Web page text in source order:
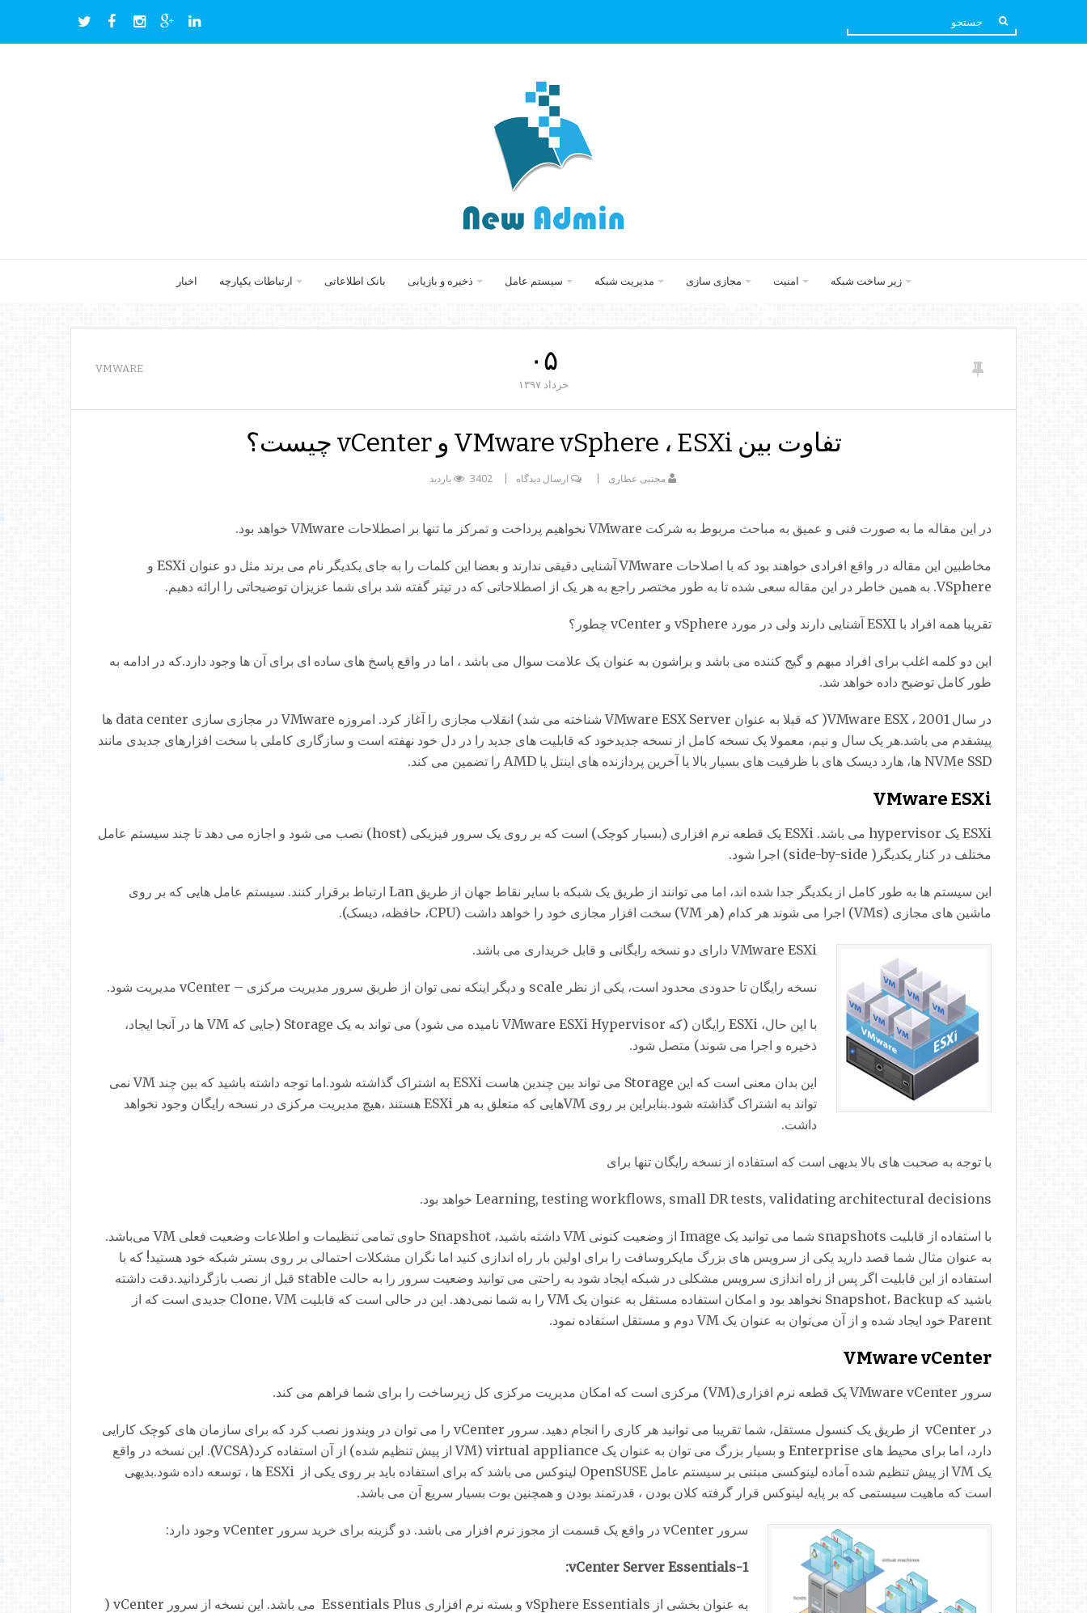
زیر ساخت شبکه امنیت مجازی سازی مدیریت شبکه سیستم عامل ذخیره و بازیابی بانک اطلاعاتی ارتباطات یکپارچه اخبار
۰۵
خرداد ۱۳۹۷
VMWARE
تفاوت بین VMware vSphere ، ESXi و vCenter چیست؟
مجتبی عطاری ارسال دیدگاه 3402 بازدید
در این مقاله ما به صورت فنی و عمیق به مباحث مربوط به شرکت VMware نخواهیم پرداخت و تمرکز ما تنها بر اصطلاحات VMware خواهد بود.
مخاطبین این مقاله در واقع افرادی خواهند بود که با اصلاحات VMware آشنایی دقیقی ندارند و بعضا این کلمات را به جای یکدیگر نام می برند مثل دو عنوان ESXi و
VSphere. به همین خاطر در این مقاله سعی شده تا به طور مختصر راجع به هر یک از اصطلاحاتی که در تیتر گفته شد برای شما عزیزان توضیحاتی را ارائه دهیم.
تقریبا همه افراد با ESXI آشنایی دارند ولی در مورد vSphere و vCenter چطور؟
این دو کلمه اغلب برای افراد مبهم و گیج کننده می باشد و براشون به عنوان یک علامت سوال می باشد ، اما در واقع پاسخ های ساده ای برای آن ها وجود دارد.که در ادامه به
طور کامل توضیح داده خواهد شد.
در سال 2001 ، VMware ESX( که قبلا به عنوان VMware ESX Server شناخته می شد) انقلاب مجازی را آغاز کرد. امروزه VMware در مجازی سازی data center ها
پیشقدم می باشد.هر یک سال و نیم، معمولا یک نسخه کامل از نسخه جدیدخود که قابلیت های جدید را در دل خود نهفته است و سازگاری کاملی با سخت افزارهای جدیدی مانند
NVMe SSD ها، هارد دیسک های با ظرفیت های بسیار بالا یا آخرین پردازنده های اینتل یا AMD را تضمین می کند.
VMware ESXi
ESXi یک hypervisor می باشد. ESXi یک قطعه نرم افزاری (بسیار کوچک) است که بر روی یک سرور فیزیکی (host) نصب می شود و اجازه می دهد تا چند سیستم عامل
مختلف در کنار یکدیگر( side-by-side) اجرا شود.
این سیستم ها به طور کامل از یکدیگر جدا شده اند، اما می توانند از طریق یک شبکه با سایر نقاط جهان از طریق Lan ارتباط برقرار کنند. سیستم عامل هایی که بر روی
ماشین های مجازی (VMs) اجرا می شوند هر کدام (هر VM) سخت افزار مجازی خود را خواهد داشت (CPU، حافظه، دیسک).
VMware ESXi دارای دو نسخه رایگانی و قابل خریداری می باشد.
نسخه رایگان تا حدودی محدود است، یکی از نظر scale و دیگر اینکه نمی توان از طریق سرور مدیریت مرکزی – vCenter مدیریت شود.
با این حال، ESXi رایگان (که VMware ESXi Hypervisor نامیده می شود) می تواند به یک Storage (جایی که VM ها در آنجا ایجاد،
ذخیره و اجرا می شوند) متصل شود.
این بدان معنی است که این Storage می تواند بین چندین هاست ESXi به اشتراک گذاشته شود.اما توجه داشته باشید که بین چند VM نمی
تواند به اشتراک گذاشته شود.بنابراین بر روی VMهایی که متعلق به هر ESXi هستند ،هیچ مدیریت مرکزی در نسخه رایگان وجود نخواهد
داشت.
با توجه به صحبت های بالا بدیهی است که استفاده از نسخه رایگان تنها برای
Learning, testing workflows, small DR tests, validating architectural decisions خواهد بود.
با استفاده از قابلیت snapshots شما می توانید یک Image از وضعیت کنونی VM داشته باشید، Snapshot حاوی تمامی تنظیمات و اطلاعات وضعیت فعلی VM می‌باشد.
به عنوان مثال شما قصد دارید یکی از سرویس های بزرگ مایکروسافت را برای اولین بار راه اندازی کنید اما نگران مشکلات احتمالی بر روی بستر شبکه خود هستید! که با
استفاده از این قابلیت اگر پس از راه اندازی سرویس مشکلی در شبکه ایجاد شود به راحتی می توانید وضعیت سرور را به حالت stable قبل از نصب بازگردانید.دقت داشته
باشید که Snapshot، Backup نخواهد بود و امکان استفاده‌ مستقل به عنوان یک VM را به شما نمی‌دهد. این در حالی است که قابلیت Clone، VM جدیدی است که از
Parent خود ایجاد شده و از آن می‌توان به عنوان یک VM دوم و مستقل استفاده نمود.
VMware vCenter
سرور VMware vCenter یک قطعه نرم افزاری(VM) مرکزی است که امکان مدیریت مرکزی کل زیرساخت را برای شما فراهم می کند.
در vCenter از طریق یک کنسول مستقل، شما تقریبا می توانید هر کاری را انجام دهید. سرور vCenter را می توان در ویندوز نصب کرد که برای سازمان های کوچک کارایی
دارد، اما برای محیط های Enterprise و بسیار بزرگ می توان به عنوان یک virtual appliance (VM از پیش تنظیم شده) از آن استفاده کرد(VCSA). این نسخه در واقع
یک VM از پیش تنظیم شده آماده لینوکسی مبتنی بر سیستم عامل OpenSUSE لینوکس می باشد که برای استفاده باید بر روی یکی از ESXi ها ، توسعه داده شود.بدیهی
است که ماهیت سیستمی که بر پایه لینوکس قرار گرفته کلان بودن ، قدرتمند بودن و همچنین بوت بسیار سریع آن می باشد.
سرور vCenter در واقع یک قسمت از مجوز نرم افزار می باشد. دو گزینه برای خرید سرور vCenter وجود دارد:
1-vCenter Server Essentials:
به عنوان بخشی از vSphere Essentials و بسته نرم افزاری Essentials Plus می باشد. این نسخه از سرور vCenter (